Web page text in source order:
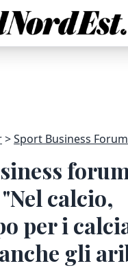
Sport Business Forum
calcio,
per i
gli